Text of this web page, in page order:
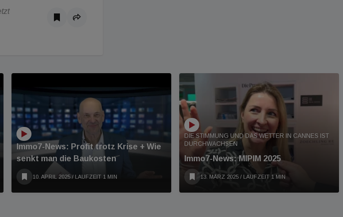
Immo7-News: Profit trotz Krise + Wie
senkt man die Baukosten
10. APRIL 2025 / LAUFZEIT 1 MIN
DIE STIMMUNG UND DAS WETTER IN CANNES IST
DURCHWACHSEN
Immo7-News: MIPIM 2025
13. MÄRZ 2025 / LAUFZEIT 1 MIN